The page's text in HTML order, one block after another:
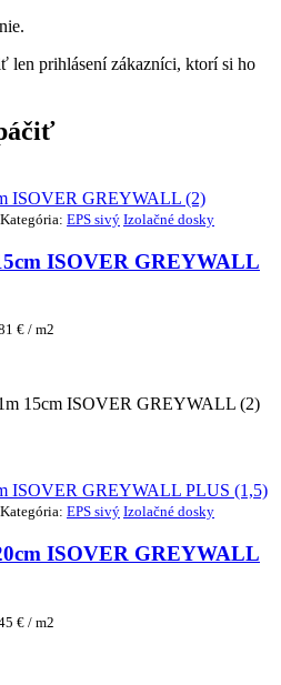
len prihlásení zákazníci, ktorí si ho
Kategória: EPS sivý Izolačné dosky
ISOVER GREYWALL
€ / m2
15cm ISOVER GREYWALL (2)
Kategória: EPS sivý Izolačné dosky
ISOVER GREYWALL
€ / m2